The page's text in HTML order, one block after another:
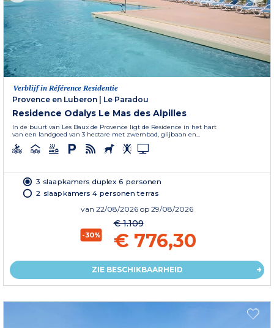
Verblijf in Référence Residentie
Provence en Luberon
Le Paradou
Residence Odalys Le Mas des Alpilles
In de buurt van Les Baux de Provence ligt de Residence in het hart
van een landgoed van 3 hectare met zwembad, glijbaan en...
3 slaapkamers duplex 6 personen
2 slaapkamers 4 personen terras
van 22/08/2026 op 29/08/2026
-30%
€ 1.109
€ 776,30
ZIE BESCHIKBAARHEID